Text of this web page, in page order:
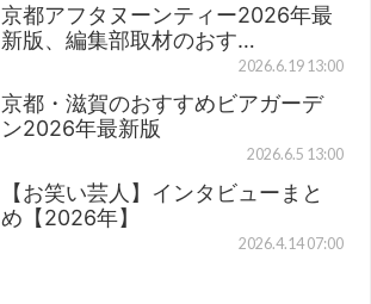
京都アフタヌーンティー2026年最
新版、編集部取材のおす…
2026.6.19 13:00
京都・滋賀のおすすめビアガーデ
ン2026年最新版
2026.6.5 13:00
【お笑い芸人】インタビューまと
め【2026年】
2026.4.14 07:00